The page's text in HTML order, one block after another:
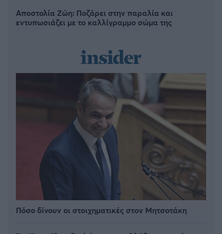
Αποστολία Ζώη: Ποζάρει στην παραλία και
εντυπωσιάζει με το καλλίγραμμο σώμα της
Πόσο δίνουν οι στοιχηματικές στον Μητσοτάκη